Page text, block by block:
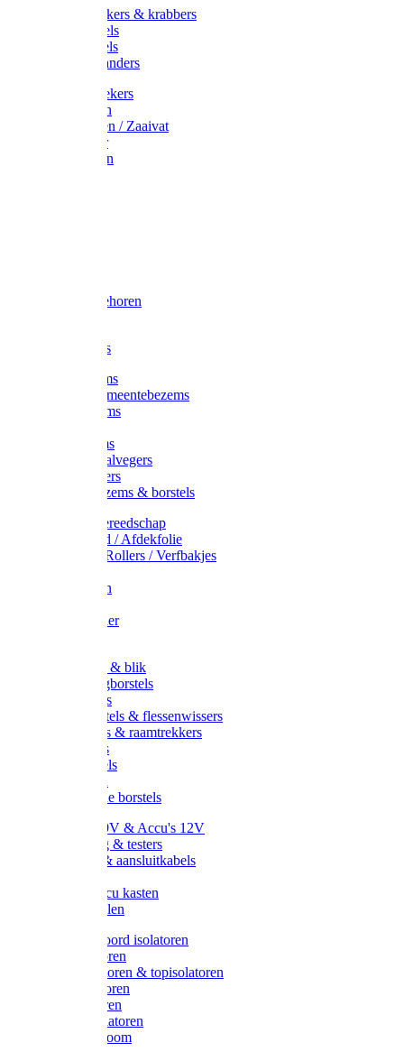
Onkruidstekers & krabbers
Hartschoffels
Ruitschoffels
Onkruidbranders
Graskantstekers
Verticuteren
Strooiwagen / Zaaivat
Grasmaaier
Grasscharen
Slede toebehoren
Composters
Straatbezems
Stads- / Gemeentebezems
Terrasbezems
Gootbezems
Kamer-/Zaalvegers
Vloertrekkers
Onkruidbezems & borstels
Schildersgereedschap
Afplakband / Afdekfolie
Kwasten / Rollers / Verfbakjes
Afdekfoliën
Schuurpapier
Handveger & blik
Voetenveegborstels
Handvegers
Afwasborstels & flessenwissers
Wasborstels & raamtrekkers
Tonborstels
Werkborstels
Hygienische borstels
Batterijen 9V & Accu's 12V
Beveiliging & testers
Kabelsets & aansluitkabels
Metalen accu kasten
Zonnepanelen
Draad & koord isolatoren
Ringisolatoren
Extra isolatoren & topisolatoren
Hoekisolatoren
Lintisolatoren
Afstandisolatoren
Isolatorenboom